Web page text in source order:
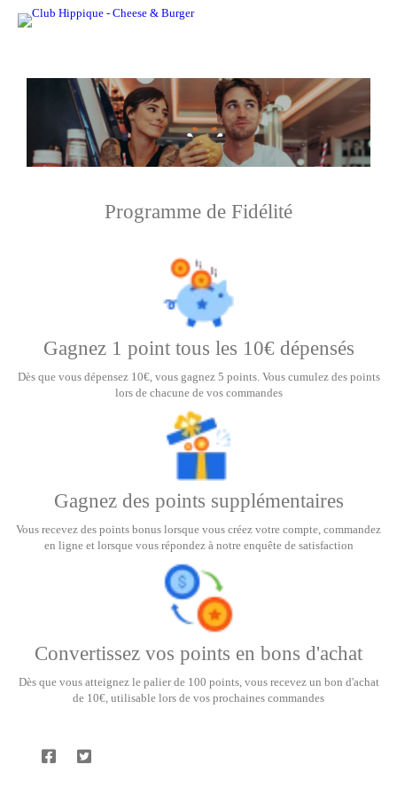
Programme de Fidélité
Gagnez 1 point tous les 10€ dépensés
Dès que vous dépensez 10€, vous gagnez 5 points. Vous cumulez des points
lors de chacune de vos commandes
Gagnez des points supplémentaires
Vous recevez des points bonus lorsque vous créez votre compte, commandez
en ligne et lorsque vous répondez à notre enquête de satisfaction
Convertissez vos points en bons d'achat
Dès que vous atteignez le palier de 100 points, vous recevez un bon d'achat
de 10€, utilisable lors de vos prochaines commandes